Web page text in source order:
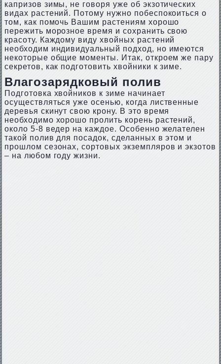
капризов зимы, не говоря уже об экзотических
видах растений. Потому нужно побеспокоиться о
том, как помочь Вашим растениям хорошо
пережить морозное время и сохранить свою
красоту. Каждому виду хвойных растений
необходим индивидуальный подход, но имеются
некоторые общие моменты. Итак, откроем же пару
секретов, как подготовить хвойники к зиме.
Влагозарядковый полив
Подготовка хвойников к зиме начинает
осуществляться уже осенью, когда лиственные
деревья скинут свою крону. В это время
необходимо хорошо пролить корень растений,
около 5-8 ведер на каждое. Особенно желателен
такой полив для посадок, сделанных в этом и
прошлом сезонах, сортовых экземпляров и экзотов
– на любом году жизни.